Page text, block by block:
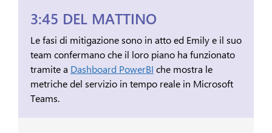
3:45 DEL MATTINO
Le fasi di mitigazione sono in atto ed Emily e il suo
team confermano che il loro piano ha funzionato
tramite a Dashboard PowerBI che mostra le
metriche del servizio in tempo reale in Microsoft
Teams.